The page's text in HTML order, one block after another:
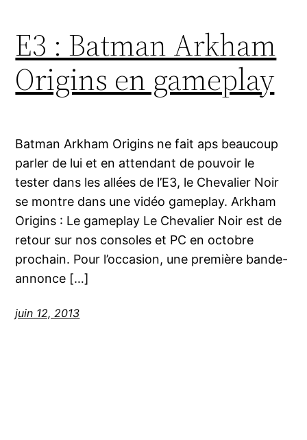
E3 : Batman Arkham
Origins en gameplay
Batman Arkham Origins ne fait aps beaucoup
parler de lui et en attendant de pouvoir le
tester dans les allées de l’E3, le Chevalier Noir
se montre dans une vidéo gameplay. Arkham
Origins : Le gameplay Le Chevalier Noir est de
retour sur nos consoles et PC en octobre
prochain. Pour l’occasion, une première bande-
annonce […]
juin 12, 2013